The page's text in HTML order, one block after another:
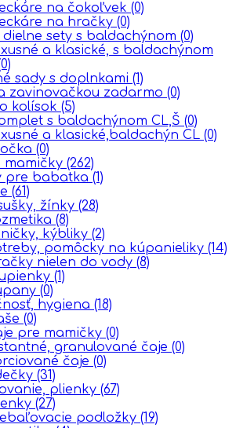
na čokoľvek (0)
na hračky (0)
sety s baldachýnom (0)
a klasické, s baldachýnom
sady s doplnkami (1)
zavinovačkou zadarmo (0)
kolísok (5)
s baldachýnom CL,Š (0)
a klasické,baldachýn CL (0)
(0)
mamičky (262)
pre babatka (1)
(61)
žínky (28)
(8)
kýbliky (2)
pomôcky na kúpanieliky (14)
nielen do vody (8)
(1)
(0)
hygiena (18)
(0)
pre mamičky (0)
granulované čaje (0)
čaje (0)
(31)
plienky (67)
(27)
podložky (19)